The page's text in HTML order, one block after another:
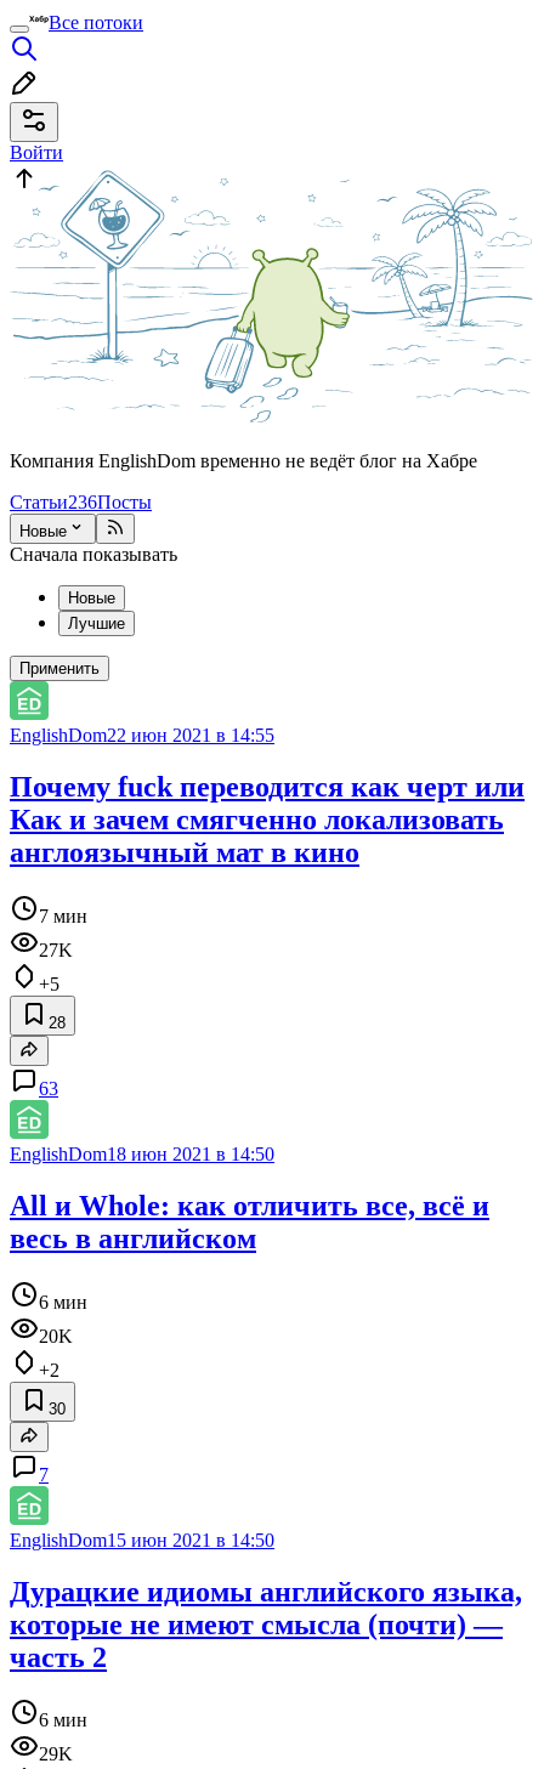
Все потоки
Войти
Компания EnglishDom временно не ведёт блог на Хабре
Статьи236Посты
Новые
Сначала показывать
Новые
Лучшие
Применить
EnglishDom22 июн 2021 в 14:55
Почему fuck переводится как черт или
Как и зачем смягченно локализовать
англоязычный мат в кино
7 мин
27K
+5
28
63
EnglishDom18 июн 2021 в 14:50
All и Whole: как отличить все, всё и
весь в английском
6 мин
20K
+2
30
7
EnglishDom15 июн 2021 в 14:50
Дурацкие идиомы английского языка,
которые не имеют смысла (почти) —
часть 2
6 мин
29K